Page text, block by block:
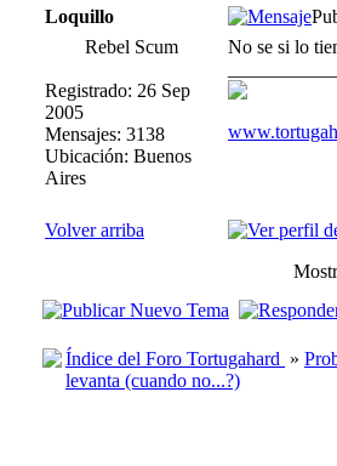
Loquillo
Rebel Scum
Registrado: 26 Sep
2005
Mensajes: 3138
Ubicación: Buenos
Aires
No se si lo
Volver arriba
Índice del Foro Tortugahard »
levanta (cuando no...?)